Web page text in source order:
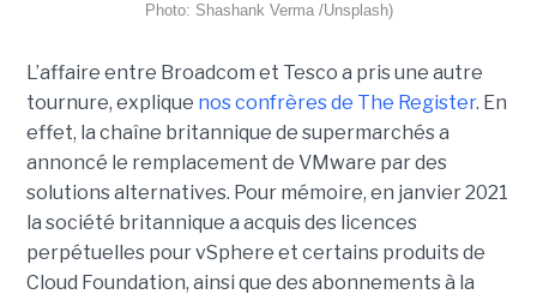
Photo: Shashank Verma /Unsplash)
L’affaire entre Broadcom et Tesco a pris une autre
tournure, explique nos confrères de The Register. En
effet, la chaîne britannique de supermarchés a
annoncé le remplacement de VMware par des
solutions alternatives. Pour mémoire, en janvier 2021
la société britannique a acquis des licences
perpétuelles pour vSphere et certains produits de
Cloud Foundation, ainsi que des abonnements à la